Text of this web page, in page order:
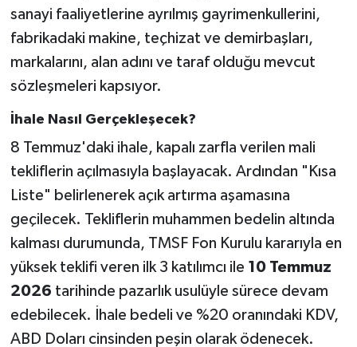
sanayi faaliyetlerine ayrılmış gayrimenkullerini,
fabrikadaki makine, teçhizat ve demirbaşları,
markalarını, alan adını ve taraf olduğu mevcut
sözleşmeleri kapsıyor.
İhale Nasıl Gerçekleşecek?
8 Temmuz'daki ihale, kapalı zarfla verilen mali
tekliflerin açılmasıyla başlayacak. Ardından "Kısa
Liste" belirlenerek açık artırma aşamasına
geçilecek. Tekliflerin muhammen bedelin altında
kalması durumunda, TMSF Fon Kurulu kararıyla en
yüksek teklifi veren ilk 3 katılımcı ile 10 Temmuz
2026 tarihinde pazarlık usulüyle sürece devam
edebilecek. İhale bedeli ve %20 oranındaki KDV,
ABD Doları cinsinden peşin olarak ödenecek.